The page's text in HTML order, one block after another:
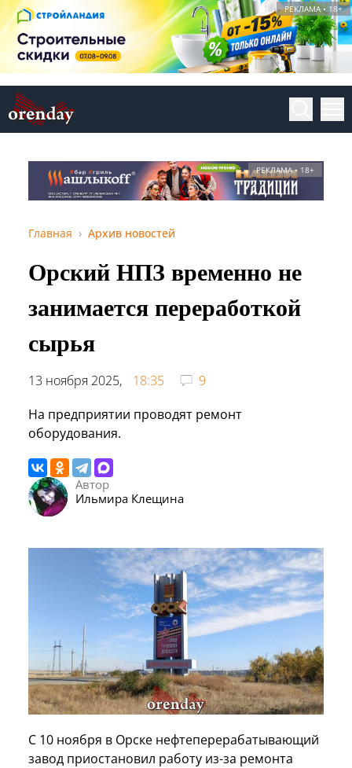
РЕКЛАМА • 18+
РЕКЛАМА • 18+
Главная Архив новостей
Орский НПЗ временно не
занимается переработкой
сырья
13 ноября 2025, 18:35
9
На предприятии проводят ремонт
оборудования.
Автор
Ильмира Клещина
С 10 ноября в Орске нефтеперерабатывающий
завод приостановил работу из-за ремонта